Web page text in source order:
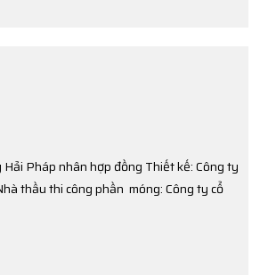
Pháp nhân hợp đồng Thiết kế: Công ty
thầu thi công phần móng: Công ty cổ